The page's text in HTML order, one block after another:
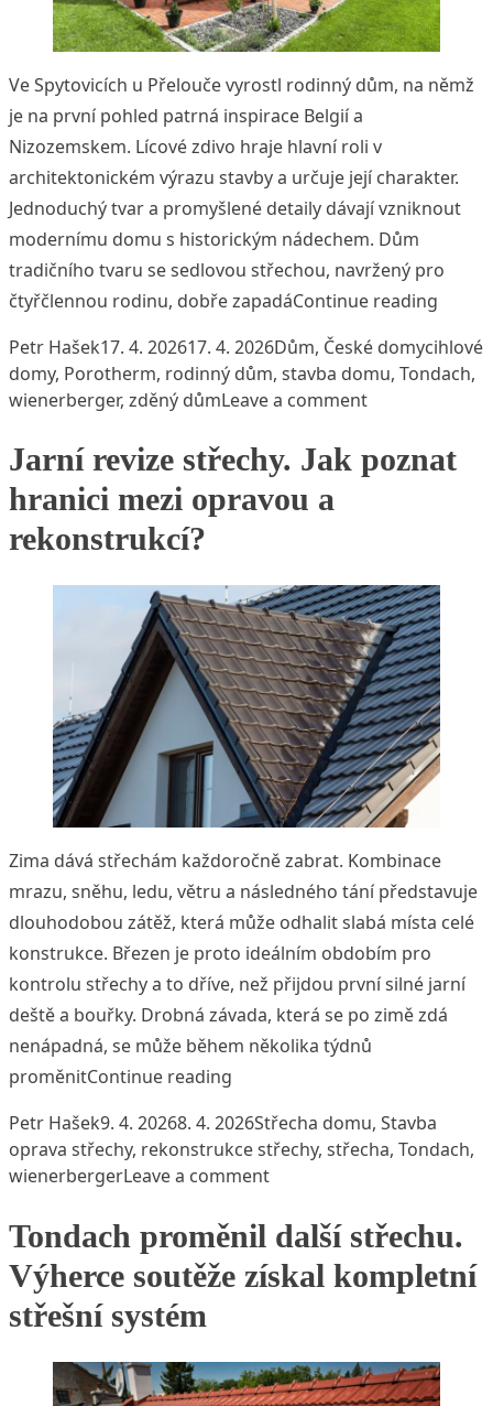
Ve Spytovicích u Přelouče vyrostl rodinný dům, na němž
je na první pohled patrná inspirace Belgií a
Nizozemskem. Lícové zdivo hraje hlavní roli v
architektonickém výrazu stavby a určuje její charakter.
Jednoduchý tvar a promyšlené detaily dávají vzniknout
modernímu domu s historickým nádechem. Dům
tradičního tvaru se sedlovou střechou, navržený pro
čtyřčlennou rodinu, dobře zapadáContinue reading
Posted by
Petr Hašek17. 4. 202617. 4. 2026Posted in
Dům, České domyTags:
cihlové
domy, Porotherm, rodinný dům, stavba domu, Tondach,
wienerberger, zděný důmLeave a commenton Bydlení s
Jarní revize střechy. Jak poznat
hranici mezi opravou a
rekonstrukcí?
Zima dává střechám každoročně zabrat. Kombinace
mrazu, sněhu, ledu, větru a následného tání představuje
dlouhodobou zátěž, která může odhalit slabá místa celé
konstrukce. Březen je proto ideálním obdobím pro
kontrolu střechy a to dříve, než přijdou první silné jarní
deště a bouřky. Drobná závada, která se po zimě zdá
nenápadná, se může během několika týdnů
proměnitContinue reading
Posted by
Petr Hašek9. 4. 20268. 4. 2026Posted in
Střecha domu, Stavba
oprava střechy, rekonstrukce střechy, střecha, Tondach,
wienerbergerLeave a commenton Jarní revize střechy.
Tondach proměnil další střechu.
Výherce soutěže získal kompletní
střešní systém